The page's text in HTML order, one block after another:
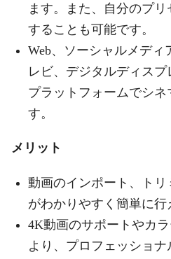
ます。また、自分のプ
することも可能です。
Web、ソーシャルメディ
レビ、デジタルディス
プラットフォームでシネ
す。
メリット
動画のインポート、トリ
がわかりやすく簡単に行
4K動画のサポートやカ
より、プロフェッショ